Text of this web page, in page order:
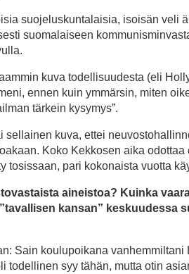
suojeluskuntalaisia, isoisän veli
suomalaiseen
kuva todellisuudesta (eli
ennen kuin ymmärsin, miten
tärkein kysymys”.
kuva, ettei
Koko Kekkosen aika
tosissaan, pari kokonaista vuotta
aineistoa? Kuinka
kansan” keskuudessa
Sain koulupoikana
todellinen syy tähän, mutta otin